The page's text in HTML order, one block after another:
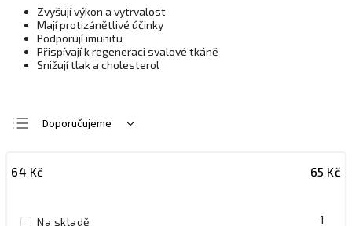
Zvyšují výkon a vytrvalost
Mají protizánětlivé účinky
Podporují imunitu
Přispívají k regeneraci svalové tkáně
Snižují tlak a cholesterol
Doporučujeme
64 Kč 65 Kč
Na skladě 1